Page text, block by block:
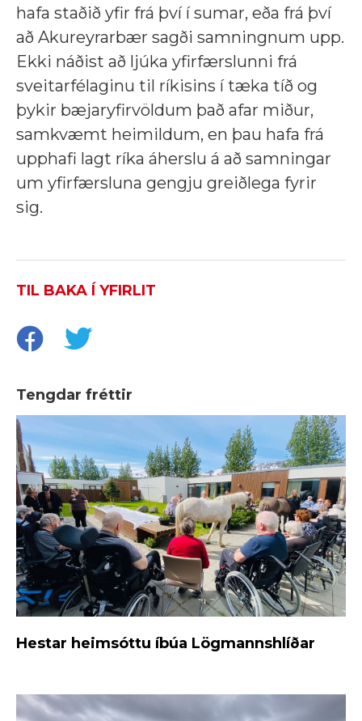
hafa staðið yfir frá því í sumar, eða frá því
að Akureyrarbær sagði samningnum upp.
Ekki náðist að ljúka yfirfærslunni frá
sveitarfélaginu til ríkisins í tæka tíð og
þykir bæjaryfirvöldum það afar miður,
samkvæmt heimildum, en þau hafa frá
upphafi lagt ríka áherslu á að samningar
um yfirfærsluna gengju greiðlega fyrir
sig.
TIL BAKA Í YFIRLIT
Tengdar fréttir
Hestar heimsóttu íbúa Lögmannshlíðar